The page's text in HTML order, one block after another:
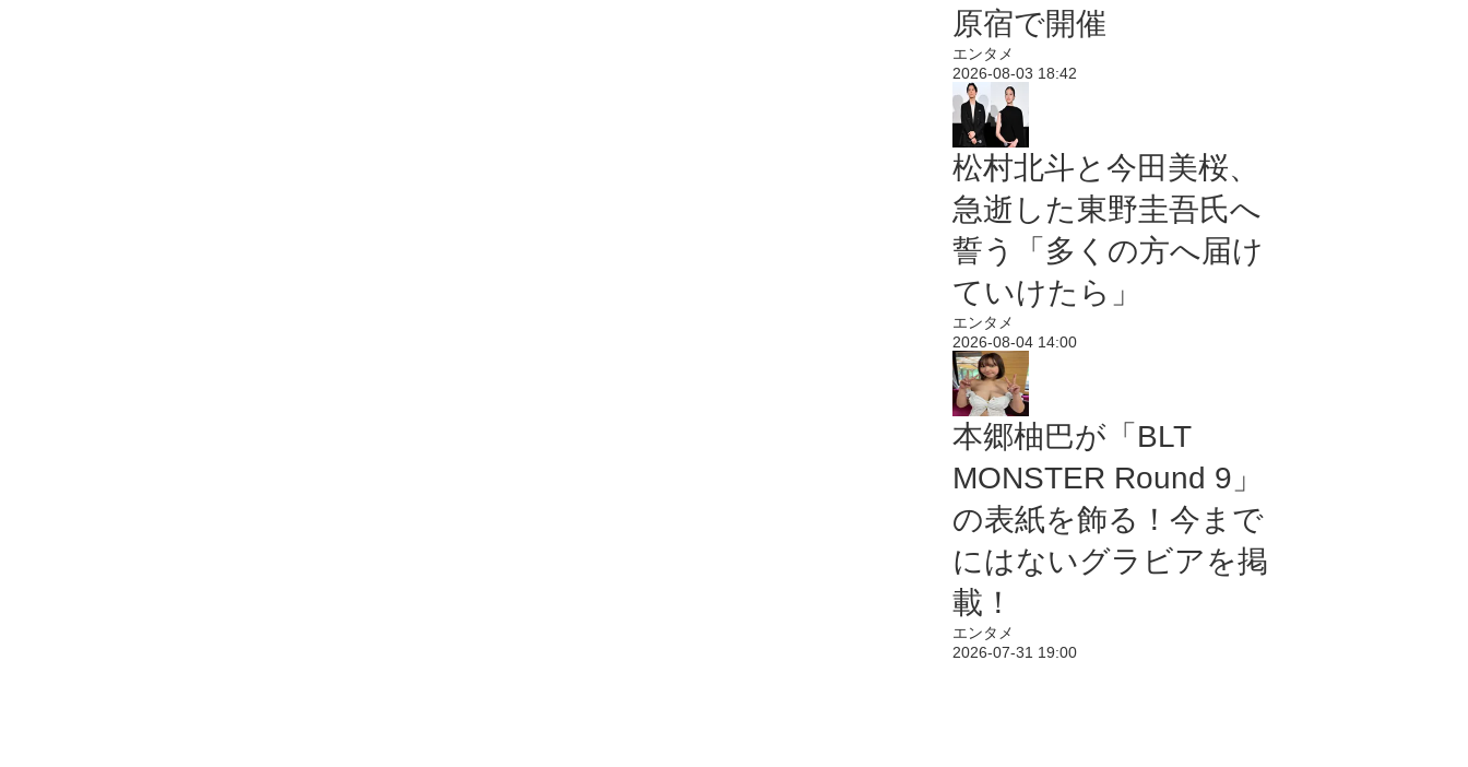
原宿で開催
エンタメ
2026-08-03 18:42
松村北斗と今田美桜、
急逝した東野圭吾氏へ
誓う「多くの方へ届け
ていけたら」
エンタメ
2026-08-04 14:00
本郷柚巴が「BLT
MONSTER Round 9」
の表紙を飾る！今まで
にはないグラビアを掲
載！
エンタメ
2026-07-31 19:00